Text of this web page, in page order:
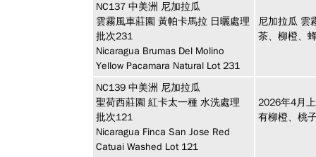
NC137 中美洲 尼加拉瓜
雲霧風車莊園 黃帕卡馬拉 日曬處理
批次231
Nicaragua Brumas Del Molino
Yellow Pacamara Natural Lot 231
尼加拉瓜 雲
茶、柳橙、
NC139 中美洲 尼加拉瓜
聖荷西莊園 紅卡太一種 水洗處理
批次121
Nicaragua Finca San Jose Red
Catuai Washed Lot 121
2026年4月
有柳橙、桃